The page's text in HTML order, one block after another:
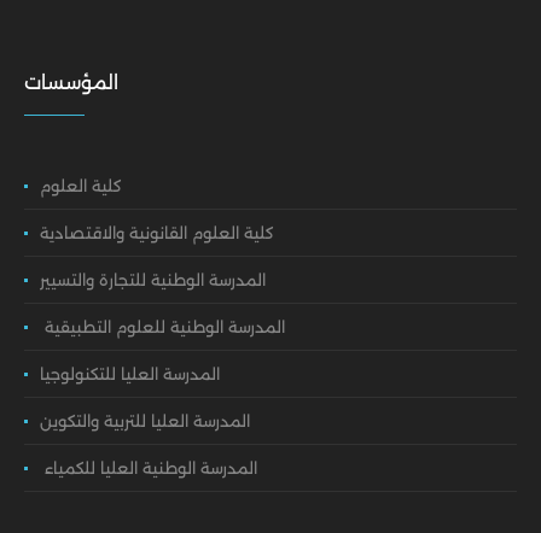
المؤسسات
كلية العلوم
كلية العلوم القانونية والاقتصادية
المدرسة الوطنية للتجارة والتسيير
المدرسة الوطنية للعلوم التطبيقية
المدرسة العليا للتكنولوجيا
المدرسة العليا للتربية والتكوين
المدرسة الوطنية العليا للكمياء